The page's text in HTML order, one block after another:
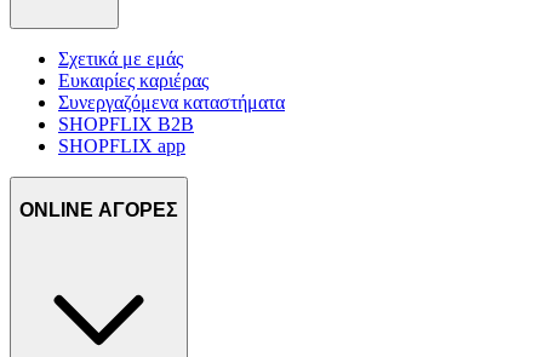
Σχετικά με εμάς
Ευκαιρίες καριέρας
Συνεργαζόμενα καταστήματα
SHOPFLIX B2B
SHOPFLIX app
ONLINE ΑΓΟΡΕΣ